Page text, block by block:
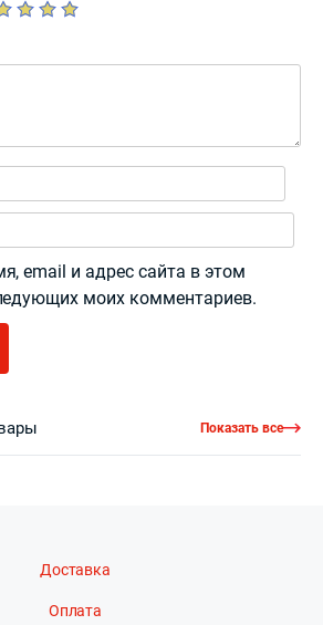
email и адрес сайта в этом
моих комментариев.
Показать все
Доставка
Оплата